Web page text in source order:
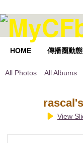
HOME 傳播圈動態
All Photos All Albums
View